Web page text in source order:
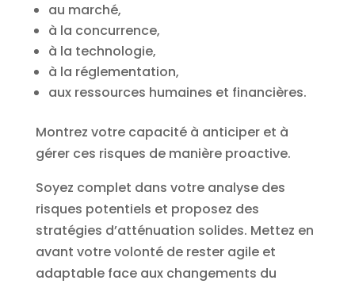
au marché,
à la concurrence,
à la technologie,
à la réglementation,
aux ressources humaines et financières.
Montrez votre capacité à anticiper et à
gérer ces risques de manière proactive.
Soyez complet dans votre analyse des
risques potentiels et proposez des
stratégies d’atténuation solides. Mettez en
avant votre volonté de rester agile et
adaptable face aux changements du